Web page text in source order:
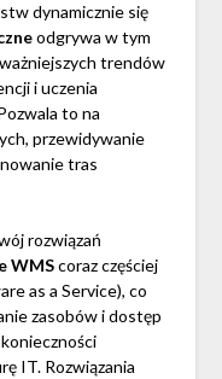
dynamicznie się
odgrywa w tym
trendów
i uczenia
to na
przewidywanie
tras
rozwiązań
WMScoraz częściej
as a Service), co
zasobów i dostęp
IT. Rozwiązania